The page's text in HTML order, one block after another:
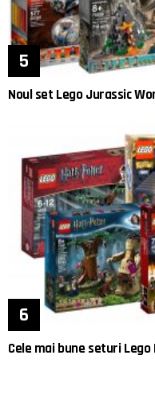
Noul set Lego Jurassic
Cele mai bune seturi